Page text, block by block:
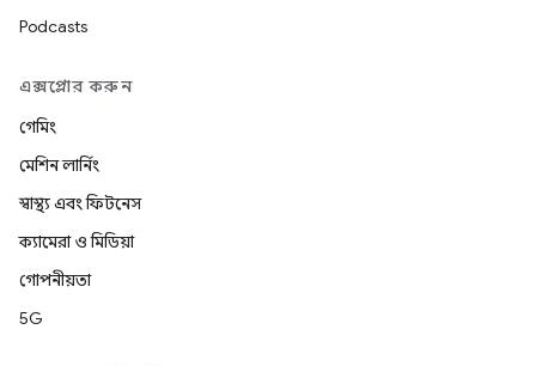
Podcasts
এক্সপ্লোর করুন
গেমিং
মেশিন লার্নিং
স্বাস্থ্য এবং ফিটনেস
ক্যামেরা ও মিডিয়া
গোপনীয়তা
5G